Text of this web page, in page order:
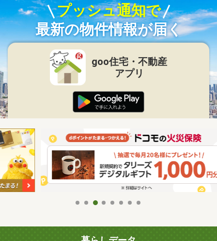
プッシュ通知で
最新の物件情報が届く
goo住宅・不動産
アプリ